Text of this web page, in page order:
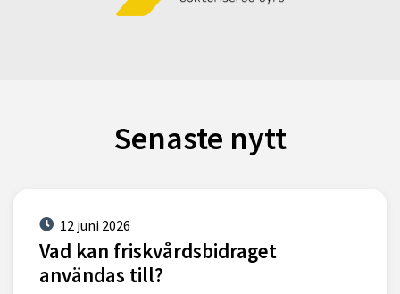
Senaste nytt
12 juni 2026
Vad kan friskvårdsbidraget
användas till?